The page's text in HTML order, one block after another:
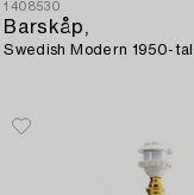
1408530
Barskåp,
Swedish Modern 1950-tal.